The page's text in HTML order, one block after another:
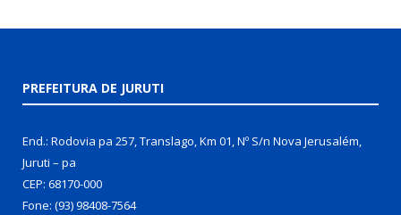
PREFEITURA DE JURUTI
End.: Rodovia pa 257, Translago, Km 01, Nº S/n Nova Jerusalém,
Juruti – pa
CEP: 68170-000
Fone: (93) 98408-7564